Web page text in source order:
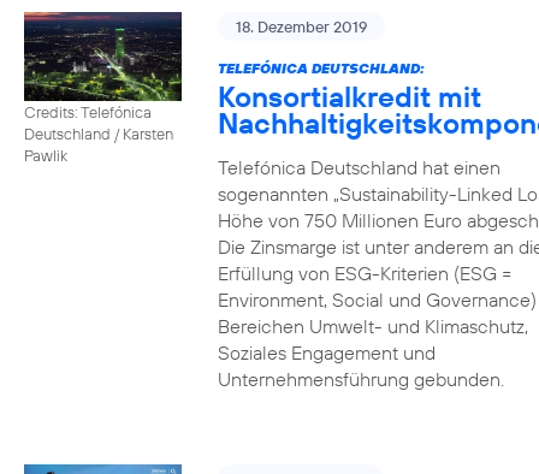
Credits: Telefónica
Deutschland / Karsten
Pawlik
18. Dezember 2019
TELEFÓNICA DEUTSCHLAND:
Konsortialkredit mit
Telefónica Deutschland hat einen
sogenannten „Sustainability-Linked
Höhe von 750 Millionen Euro
Die Zinsmarge ist unter anderem an
Erfüllung von ESG-Kriterien (ESG =
Environment, Social und
Bereichen Umwelt- und Klimaschutz,
Soziales Engagement und
Unternehmensführung gebunden.